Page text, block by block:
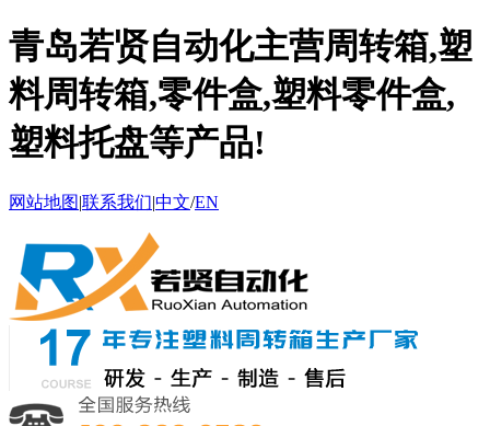
青岛若贤自动化主营周转箱,塑
料周转箱,零件盒,塑料零件盒,
塑料托盘等产品!
网站地图|联系我们|中文/EN